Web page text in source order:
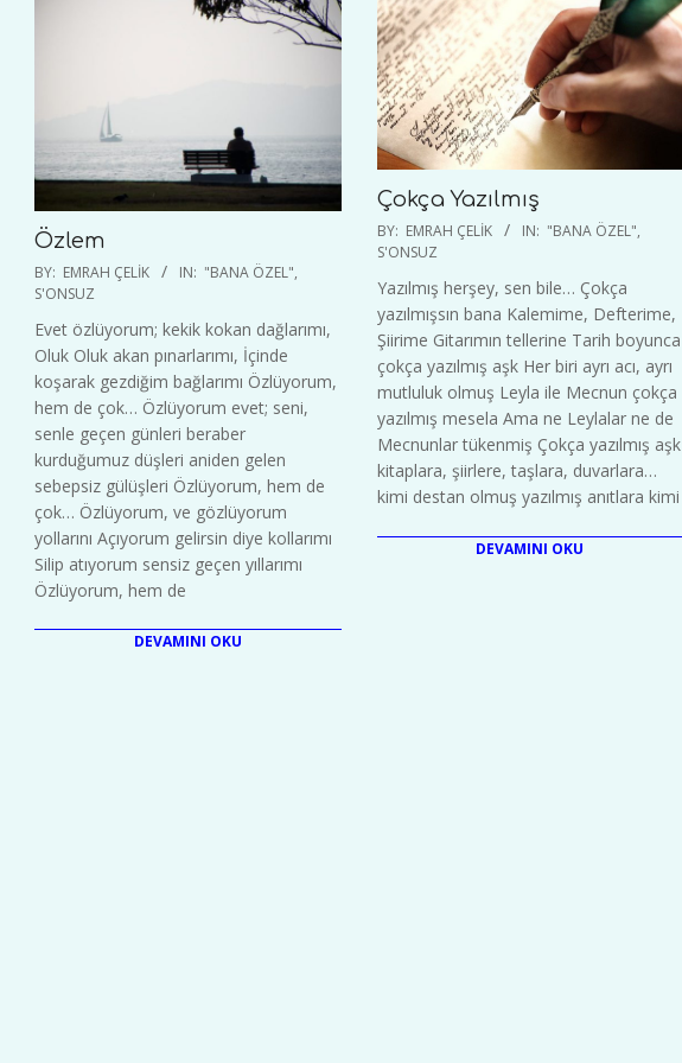
Özlem
2023-
11-
BY: EMRAH ÇELIK IN: "BANA ÖZEL",
S'ONSUZ
Evet özlüyorum; kekik kokan dağlarımı,
Oluk Oluk akan pınarlarımı, İçinde
koşarak gezdiğim bağlarımı Özlüyorum,
hem de çok… Özlüyorum evet; seni,
senle geçen günleri beraber
kurduğumuz düşleri aniden gelen
sebepsiz gülüşleri Özlüyorum, hem de
çok… Özlüyorum, ve gözlüyorum
yollarını Açıyorum gelirsin diye kollarımı
Silip atıyorum sensiz geçen yıllarımı
Özlüyorum, hem de
DEVAMINI OKU
Çokça Yazılmış
2022-
02-
03
BY: EMRAH ÇELIK IN: "BANA ÖZEL",
S'ONSUZ
Yazılmış herşey, sen bile… Çokça
yazılmışsın bana Kalemime, Defterime,
Şiirime Gitarımın tellerine Tarih boyunca
çokça yazılmış aşk Her biri ayrı acı, ayrı
mutluluk olmuş Leyla ile Mecnun çokça
yazılmış mesela Ama ne Leylalar ne de
Mecnunlar tükenmiş Çokça yazılmış aşk
kitaplara, şiirlere, taşlara, duvarlara…
kimi destan olmuş yazılmış anıtlara kimi
DEVAMINI OKU